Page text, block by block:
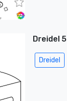
Dreidel 5
Dreidel